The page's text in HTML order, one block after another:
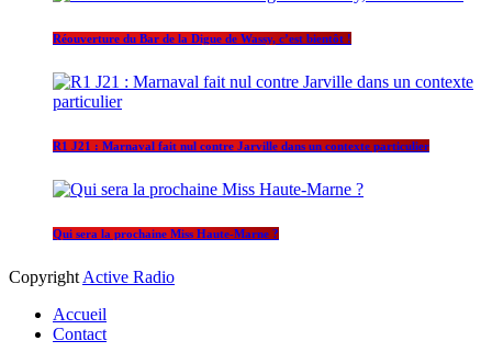
Réouverture du Bar de la Digue de Wassy, c’est bientôt !
R1 J21 : Marnaval fait nul contre Jarville dans un contexte particulier
Qui sera la prochaine Miss Haute-Marne ?
Copyright Active Radio
Accueil
Contact